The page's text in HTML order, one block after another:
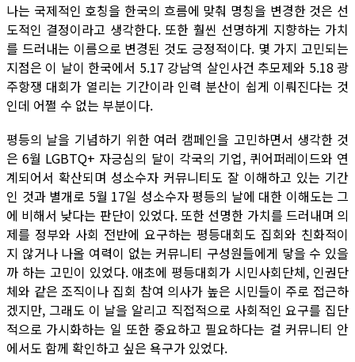
나는 국제적인 호칭을 한국의 흐름에 맞춰 명칭을 변경한 것은 선
도적인 결정이라고 생각한다. 또한 훨씬 선명하게 지향하는 가치
를 드러내는 이름으로 변경된 것도 긍정적이다. 몇 가지 고민되는
지점은 이 날이 한국에서 5.17 강남역 살인사건 추모제와 5.18 광
주항쟁 대회가 열리는 기간이라 인력 분산이 쉽게 이뤄진다는 것
인데 어쩔 수 없는 부분이다.
평등의 날을 기념하기 위한 여러 캠페인을 고민하면서 생각한 것
은 6월 LGBTQ+ 자긍심의 달이 각국의 기업, 퀴어퍼레이드와 연
계되어서 확산되며 성소수자 커뮤니티도 잘 이해하고 있는 기간
인 것과 별개로 5월 17일 성소수자 평등의 날에 대한 이해도는 그
에 비해서 낮다는 판단이 있었다. 또한 선명한 가치를 드러내며 의
제를 정부와 사회 전반에 요구하는 평등대회도 집회와 친화적이
지 않거나 나올 여력이 없는 커뮤니티 구성원들에게 닿을 수 있을
까 하는 고민이 있었다. 애초에 평등대회가 시민사회단체, 인권단
체와 같은 조직이나 집회 참여 의사가 높은 시민들이 주로 접근하
겠지만, 그래도 이 날을 알리고 직접적으로 사회적인 요구를 집단
적으로 가시화하는 일 또한 중요하고 필요하다는 걸 커뮤니티 안
에서도 함께 확인하고 싶은 욕구가 있었다.